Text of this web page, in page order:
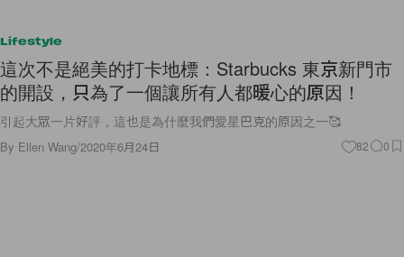
Lifestyle
這次不是絕美的打卡地標：Starbucks 東京新門市
的開設，只為了一個讓所有人都暖心的原因！
引起大眾一片好評，這也是為什麼我們愛星巴克的原因之一🥰
By Ellen Wang/2020年6月24日 82 0